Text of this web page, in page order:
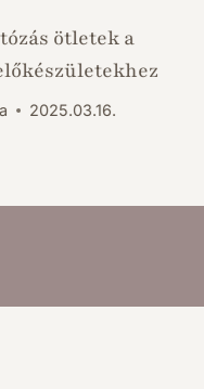
ötletek a
2025.03.16.